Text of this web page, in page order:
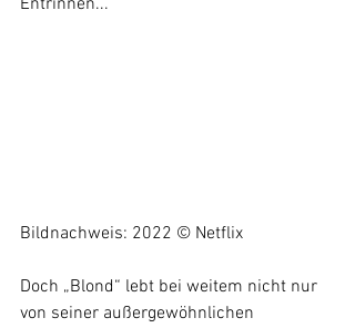
Bildnachweis: 2022 © Netflix
Doch „Blond“ lebt bei weitem nicht nur
von seiner außergewöhnlichen